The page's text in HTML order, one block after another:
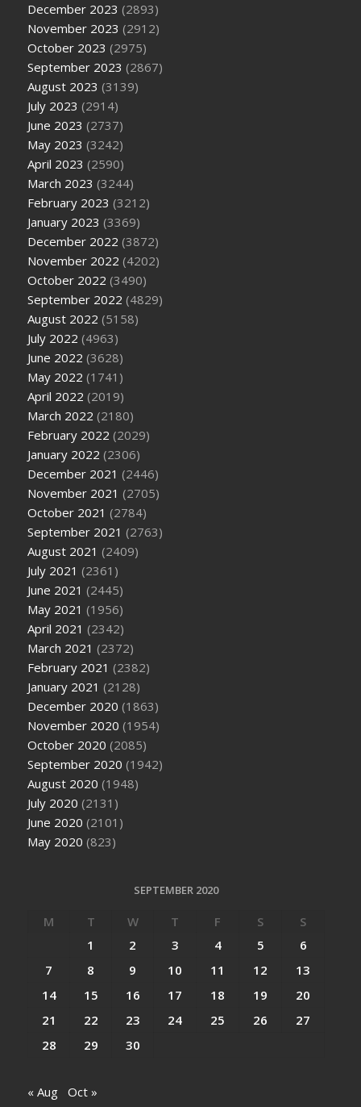
December 2023 (2893)
November 2023 (2912)
October 2023 (2975)
September 2023 (2867)
August 2023 (3139)
July 2023 (2914)
June 2023 (2737)
May 2023 (3242)
April 2023 (2590)
March 2023 (3244)
February 2023 (3212)
January 2023 (3369)
December 2022 (3872)
November 2022 (4202)
October 2022 (3490)
September 2022 (4829)
August 2022 (5158)
July 2022 (4963)
June 2022 (3628)
May 2022 (1741)
April 2022 (2019)
March 2022 (2180)
February 2022 (2029)
January 2022 (2306)
December 2021 (2446)
November 2021 (2705)
October 2021 (2784)
September 2021 (2763)
August 2021 (2409)
July 2021 (2361)
June 2021 (2445)
May 2021 (1956)
April 2021 (2342)
March 2021 (2372)
February 2021 (2382)
January 2021 (2128)
December 2020 (1863)
November 2020 (1954)
October 2020 (2085)
September 2020 (1942)
August 2020 (1948)
July 2020 (2131)
June 2020 (2101)
May 2020 (823)
SEPTEMBER 2020
M T W T F S
S
1
2 3 4 5
6
7
8 9 10 11 12
13
14
15 16 17 18 19
20
21
22 23 24 25 26
27
28
29 30
« Aug Oct »